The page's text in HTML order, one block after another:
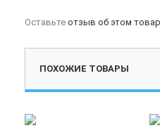
Оставьте отзыв об этом
ПОХОЖИЕ ТОВАРЫ